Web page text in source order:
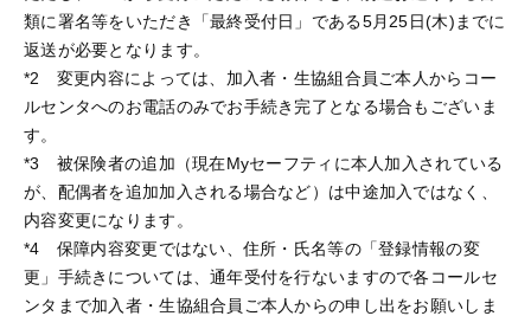
類に署名等をいただき「最終受付日」である5月25日(木)までに
返送が必要となります。
*2 変更内容によっては、加入者・生協組合員ご本人からコー
ルセンタへのお電話のみでお手続き完了となる場合もございま
す。
*3 被保険者の追加（現在Myセーフティに本人加入されている
が、配偶者を追加加入される場合など）は中途加入ではなく、
内容変更になります。
*4 保障内容変更ではない、住所・氏名等の「登録情報の変
更」手続きについては、通年受付を行ないますので各コールセ
ンタまで加入者・生協組合員ご本人からの申し出をお願いしま